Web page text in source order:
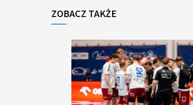
ZOBACZ TAKŻE